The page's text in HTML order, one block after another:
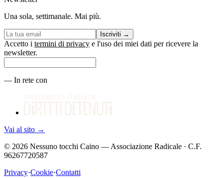
Una sola, settimanale. Mai più.
Iscriviti →
Accetto i termini di privacy e l'uso dei miei dati per ricevere la
newsletter.
— In rete con
Vai al sito →
© 2026 Nessuno tocchi Caino — Associazione Radicale · C.F.
96267720587
Privacy·Cookie·Contatti